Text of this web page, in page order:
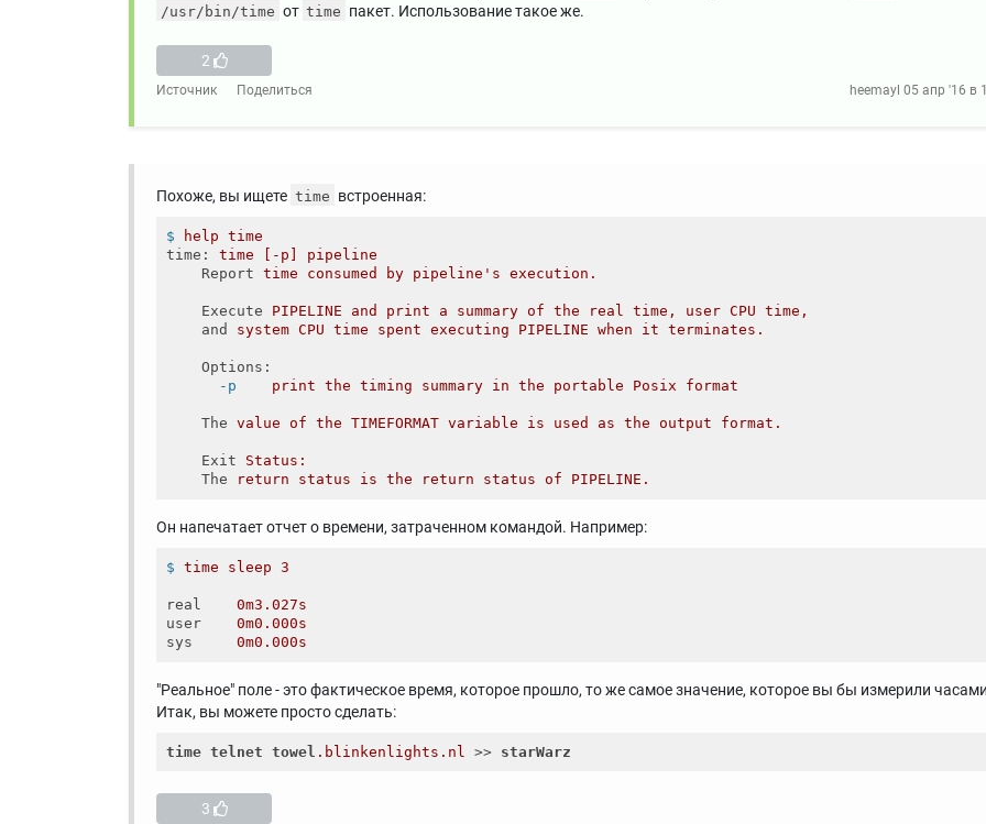
/usr/bin/time от time пакет. Использование такое же.
2
Источник Поделиться heemayl 05 апр '16 в
Похоже, вы ищете time встроенная:
$
help time
time : time [-p] pipeline
Report
time consumed by pipeline's execution.
Execute
PIPELINE and print a summary of the real time, user CPU time,
and
system CPU time spent executing PIPELINE when it terminates.
Options :
-p
print the timing summary in the portable Posix format
The value of the TIMEFORMAT variable is used as the output format.
Exit
Status:
The
return status is the return status of PIPELINE.
Он напечатает отчет о времени, затраченном командой. Например:
$ time sleep 3
real
0m3.027s
user
0m0.000s
sys
0m0.000s
"Реальное" поле - это фактическое время, которое прошло, то же самое значение, которое вы бы измерили
Итак, вы можете просто сделать:
time telnet towel .blinkenlights .nl >> starWarz
3